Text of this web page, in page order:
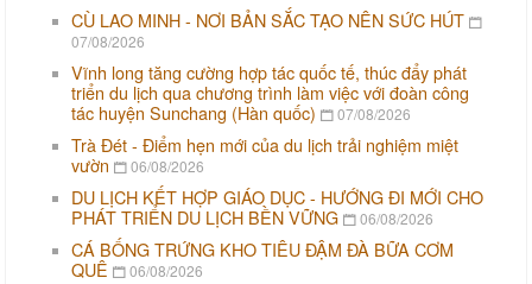
CÙ LAO MINH - NƠI BẢN SẮC TẠO NÊN SỨC HÚT
07/08/2026
Vĩnh long tăng cường hợp tác quốc tế, thúc đẩy phát
triển du lịch qua chương trình làm việc với đoàn công
tác huyện Sunchang (Hàn quốc)
07/08/2026
Trà Đét - Điểm hẹn mới của du lịch trải nghiệm miệt
vườn
06/08/2026
DU LỊCH KẾT HỢP GIÁO DỤC - HƯỚNG ĐI MỚI CHO
PHÁT TRIỂN DU LỊCH BỀN VỮNG
06/08/2026
CÁ BỐNG TRỨNG KHO TIÊU ĐẬM ĐÀ BỮA CƠM
QUÊ
06/08/2026